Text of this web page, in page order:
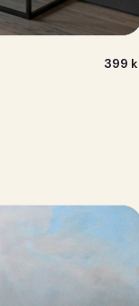
399